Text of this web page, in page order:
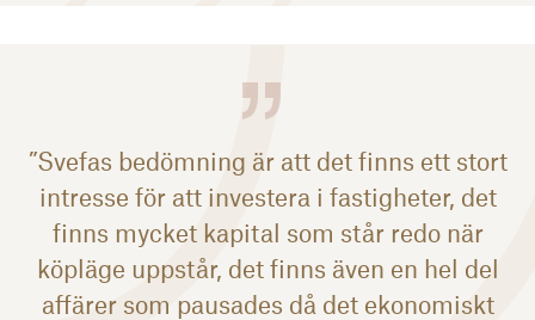
”Svefas bedömning är att det finns ett stort
intresse för att investera i fastigheter, det
finns mycket kapital som står redo när
köpläge uppstår, det finns även en hel del
affärer som pausades då det ekonomiskt